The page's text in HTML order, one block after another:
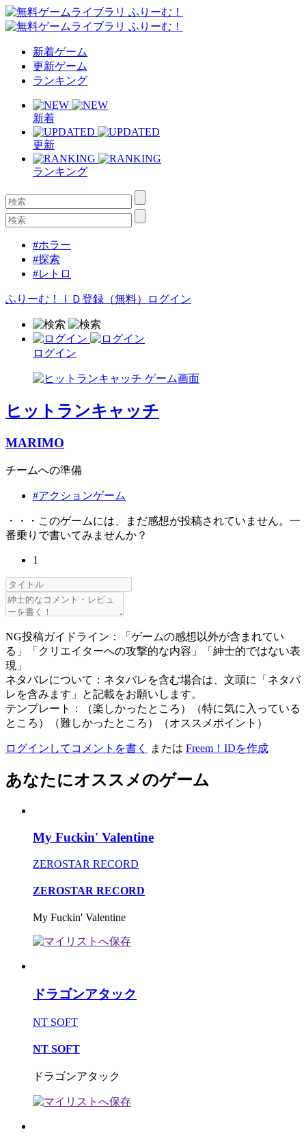
新着ゲーム
更新ゲーム
ランキング
新着
更新
ランキング
#ホラー
#探索
#レトロ
ふりーむ！ＩＤ登録（無料） ログイン
ログイン
ヒットランキャッチ
MARIMO
チームへの準備
#アクションゲーム
・・・このゲームには、まだ感想が投稿されていません。一
番乗りで書いてみませんか？
1
NG投稿ガイドライン：「ゲームの感想以外が含まれてい
る」「クリエイターへの攻撃的な内容」「紳士的ではない表
現」
ネタバレについて：ネタバレを含む場合は、文頭に「ネタバ
レを含みます」と記載をお願いします。
テンプレート：（楽しかったところ）（特に気に入っている
ところ）（難しかったところ）（オススメポイント）
ログインしてコメントを書く または Freem！IDを作成
あなたにオススメのゲーム
My Fuckin' Valentine
ZEROSTAR RECORD
ZEROSTAR RECORD
My Fuckin' Valentine
ドラゴンアタック
NT SOFT
NT SOFT
ドラゴンアタック